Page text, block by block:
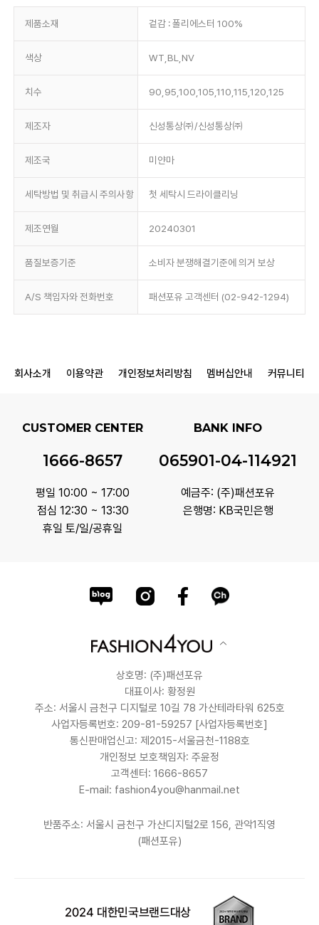
제품소재 겉감 : 폴리에스터 100%
색상 WT,BL,NV
치수 90,95,100,105,110,115,120,125
제조자 신성통상㈜/신성통상㈜
제조국 미얀마
세탁방법 및 취급시 주의사항 첫 세탁시 드라이클리닝
제조연월 20240301
품질보증기준 소비자 분쟁해결기준에 의거 보상
A/S 책임자와 전화번호 패션포유 고객센터 (02-942-1294)
회사소개 이용약관 개인정보처리방침 멤버십안내 커뮤니티
CUSTOMER CENTER
1666-8657
평일 10:00 ~ 17:00
점심 12:30 ~ 13:30
휴일 토/일/공휴일
BANK INFO
065901-04-114921
예금주: (주)패션포유
은행명: KB국민은행
상호명: (주)패션포유
대표이사: 황정원
주소: 서울시 금천구 디지털로 10길 78 가산테라타워 625호
사업자등록번호: 209-81-59257 [사업자등록번호]
통신판매업신고: 제2015-서울금천-1188호
개인정보 보호책임자: 주윤정
고객센터: 1666-8657
E-mail: fashion4you@hanmail.net
반품주소: 서울시 금천구 가산디지털2로 156, 관악1직영
(패션포유)